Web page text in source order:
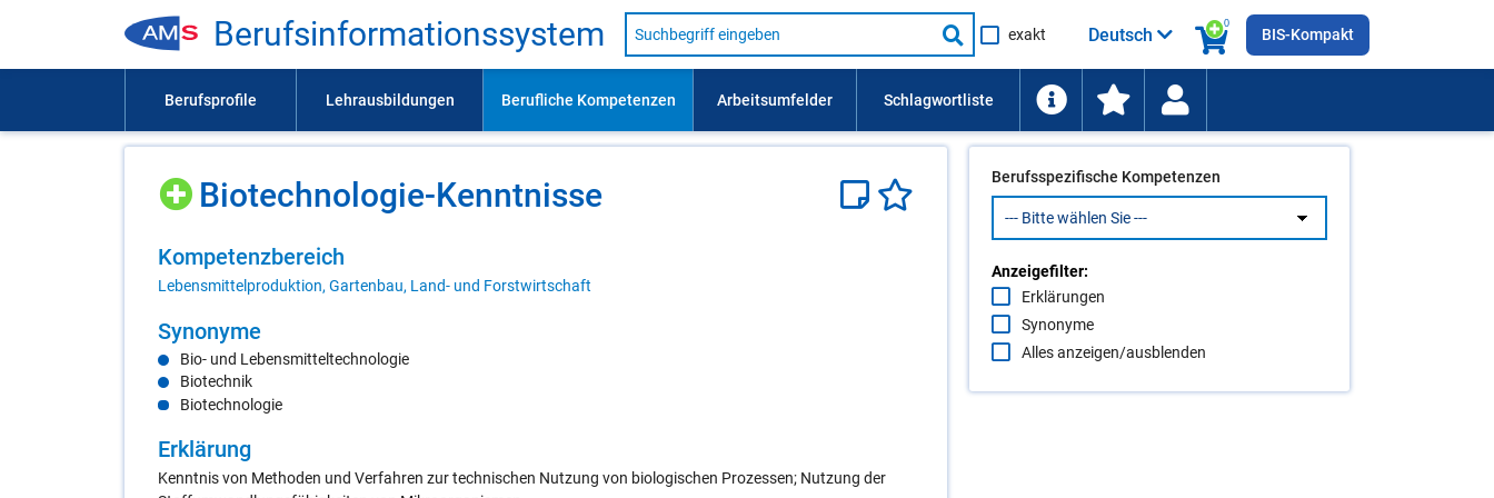
Be­rufs­in­for­ma­ti­ons­sys­tem
Suche
nach
Lehrausbildung,
usw.
Suche
starten
exakt
0
Deutsch BIS-Kompakt
Bio­tech­no­lo­gie-Kennt­nis­se
Kom­pe­tenz­be­reich
Lebensmittelproduktion, Gartenbau, Land- und Forstwirtschaft
Syn­ony­me
Bio- und Lebensmitteltechnologie
Biotechnik
Biotechnologie
Er­klä­rung
Kenntnis von Methoden und Verfahren zur technischen Nutzung von biologischen Prozessen; Nutzung der
Berufsspezifische Kompetenzen
Anzeigefilter:
Erklärungen
Synonyme
Alles anzeigen/ausblenden